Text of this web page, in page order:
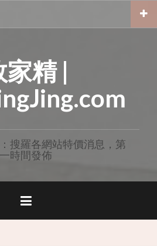
家精 |
搜羅各網站特價消息，第
一時間發佈